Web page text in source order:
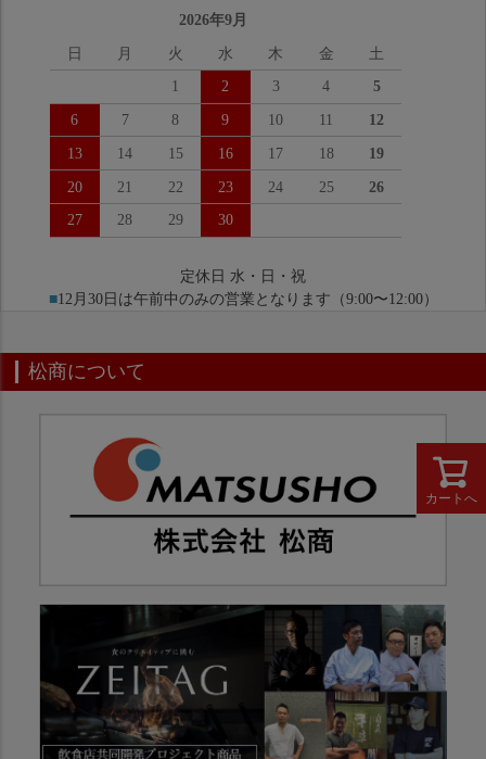
カートへ
2026年9月
日 月 火 水 木 金 土
1 2 3 4 5
6 7 8 9 10 11 12
13 14 15 16 17 18 19
20 21 22 23 24 25 26
27 28 29 30
定休日 水・日・祝
■12月30日は午前中のみの営業となります（9:00〜12:00）
松商について